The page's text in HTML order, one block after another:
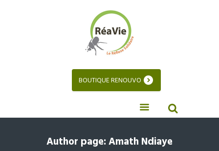
BOUTIQUE RENOUVO
Author page: Amath Ndiaye